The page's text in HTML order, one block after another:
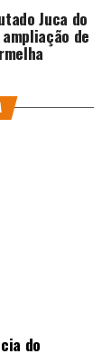
porque a
geração,
a mordaça”,
que a
mas
calúnia, de
de direito”,
da União
as próprias
Juca do
de
do